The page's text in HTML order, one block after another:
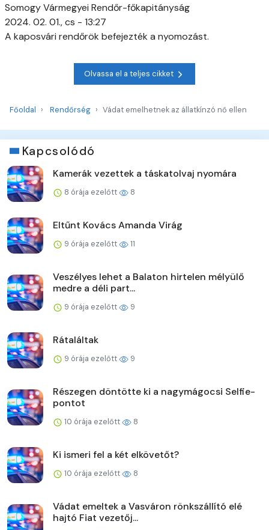
Somogy Vármegyei Rendőr-főkapitányság
2024. 02. 01., cs - 13:27
A kaposvári rendőrök befejezték a nyomozást.
Olvassa el a teljes cikket
Főoldal Rendőrség Vádat emelhetnek az állatkínzó nő ellen
Kapcsolódó
Kamerák vezettek a táskatolvaj nyomára
8 órája ezelőtt 8
Eltűnt Kovács Amanda Virág
9 órája ezelőtt 11
Veszélyes lehet a Balaton hirtelen mélyülő
medre a déli part...
9 órája ezelőtt 9
Rátaláltak
9 órája ezelőtt 9
Részegen döntötte ki a nagymágocsi Selfie-
pontot
10 órája ezelőtt 8
Ki ismeri fel a két elkövetőt?
10 órája ezelőtt 8
Vádat emeltek a Vasváron rönkszállító elé
hajtó Fiat vezetőj...